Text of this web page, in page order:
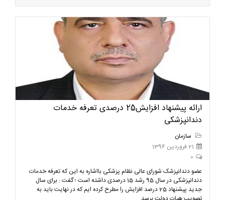
ارائه پیشنهاد افزایش25 درصدی تعرفه خدمات
دندانپزشکی
سازمان
21 فروردین 1396
0
عضو دندانپزشک شورای عالی نظام پزشکی بااشاره به این که تعرفه خدمات
دندانپزشکی در سال 95 رشد 15 درصدی داشته است ؛ گفت : برای سال
جدید پیشنهاد 25 درصد افزایش را مطرح کرده ایم که در نهایت باید به